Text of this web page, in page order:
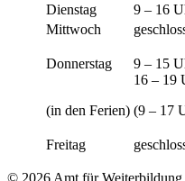
Dienstag
9 – 16
Mittwoch
Donnerstag
(in den Ferien)
9 – 15
16 – 19
(9 – 17
Freitag
© 2026 Amt für Weiterbildung